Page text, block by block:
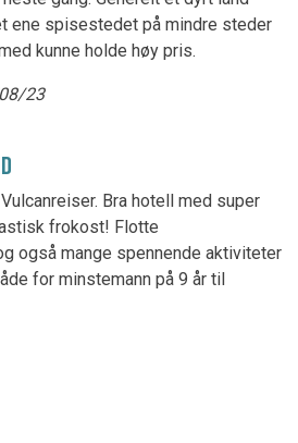
ene spisestedet på mindre steder
kunne holde høy pris.
23
Bra hotell med super
frokost! Flotte
også mange spennende aktiviteter
for minstemann på 9 år til